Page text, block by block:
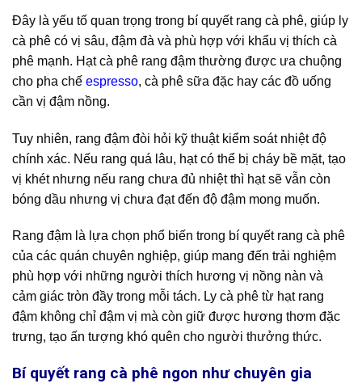
Đây là yếu tố quan trọng trong bí quyết rang cà phê, giúp ly
cà phê có vị sâu, đậm đà và phù hợp với khẩu vị thích cà
phê mạnh. Hạt cà phê rang đậm thường được ưa chuộng
cho pha chế espresso, cà phê sữa đặc hay các đồ uống
cần vị đậm nồng.
Tuy nhiên, rang đậm đòi hỏi kỹ thuật kiểm soát nhiệt độ
chính xác. Nếu rang quá lâu, hạt có thể bị cháy bề mặt, tạo
vị khét nhưng nếu rang chưa đủ nhiệt thì hạt sẽ vẫn còn
bóng dầu nhưng vị chưa đạt đến độ đậm mong muốn.
Rang đậm là lựa chọn phổ biến trong bí quyết rang cà phê
của các quán chuyên nghiệp, giúp mang đến trải nghiệm
phù hợp với những người thích hương vị nồng nàn và
cảm giác tròn đầy trong mỗi tách. Ly cà phê từ hạt rang
đậm không chỉ đậm vị mà còn giữ được hương thơm đặc
trưng, tạo ấn tượng khó quên cho người thưởng thức.
Bí quyết rang cà phê ngon như chuyên gia